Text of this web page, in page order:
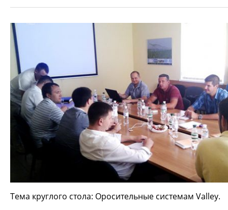
Тема круглого стола: Оросительные системам Valley.